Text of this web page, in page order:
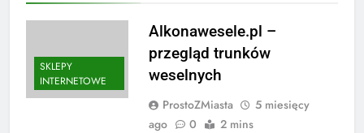
SKLEPY
INTERNETOWE
Alkonawesele.pl –
przegląd trunków
weselnych
ProstoZMiasta
5 miesięcy
ago
0 2 mins